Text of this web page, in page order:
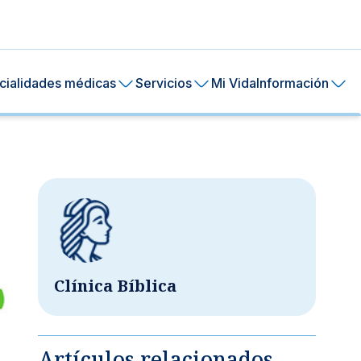
médicas
de tu piel.
Servicios
horas.
Mi VidaInformación
Clínica Bíblica